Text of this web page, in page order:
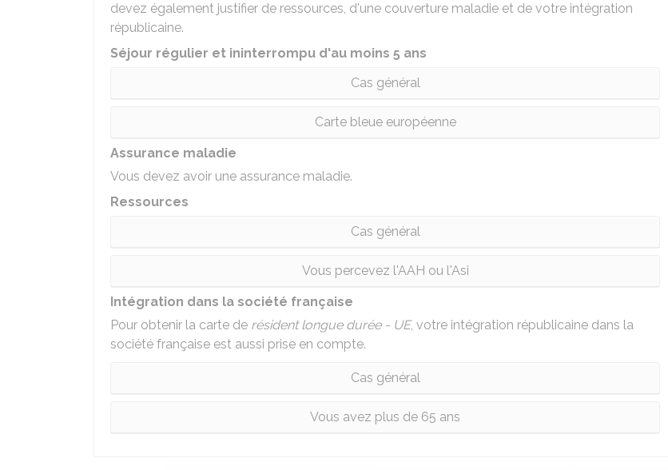
devez également justifier de ressources, d'une couverture maladie et de votre intégration
républicaine.
Séjour régulier et ininterrompu d'au moins 5 ans
Cas général
Carte bleue européenne
Assurance maladie
Vous devez avoir une assurance maladie.
Ressources
Cas général
Vous percevez l'AAH ou l'Asi
Intégration dans la société française
Pour obtenir la carte de résident longue durée - UE, votre intégration républicaine dans la
société française est aussi prise en compte.
Cas général
Vous avez plus de 65 ans